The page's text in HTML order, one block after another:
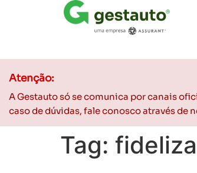
Atenção:
A Gestauto só se comunica por canais
caso de dúvidas, fale conosco através de
Tag: